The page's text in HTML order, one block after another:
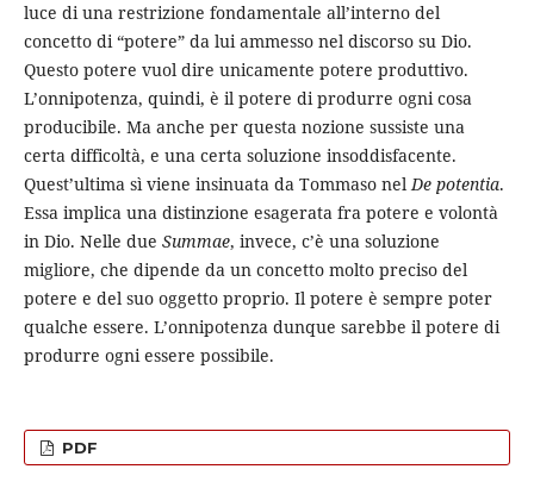
luce di una restrizione fondamentale all’interno del
concetto di “potere” da lui ammesso nel discorso su Dio.
Questo potere vuol dire unicamente potere produttivo.
L’onnipotenza, quindi, è il potere di produrre ogni cosa
producibile. Ma anche per questa nozione sussiste una
certa difficoltà, e una certa soluzione insoddisfacente.
Quest’ultima sì viene insinuata da Tommaso nelDe potentia.
Essa implica una distinzione esagerata fra potere e volontà
in Dio. Nelle due Summae, invece, c’è una soluzione
migliore, che dipende da un concetto molto preciso del
potere e del suo oggetto proprio. Il potere è sempre poter
qualche essere. L’onnipotenza dunque sarebbe il potere di
produrre ogni essere possibile.
PDF